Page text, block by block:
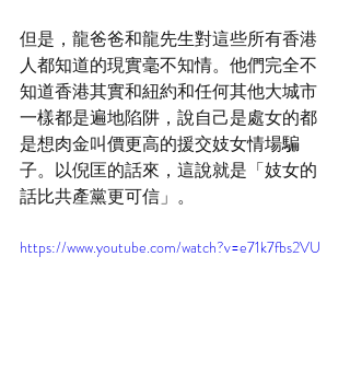
但是，龍爸爸和龍先生對這些所有香港
人都知道的現實毫不知情。他們完全不
知道香港其實和紐約和任何其他大城市
一樣都是遍地陷阱，說自己是處女的都
是想肉金叫價更高的援交妓女情場騙
子。以倪匡的話來，這說就是「妓女的
話比共產黨更可信」。
https://www.youtube.com/watch?v=e71k7fbs2VU